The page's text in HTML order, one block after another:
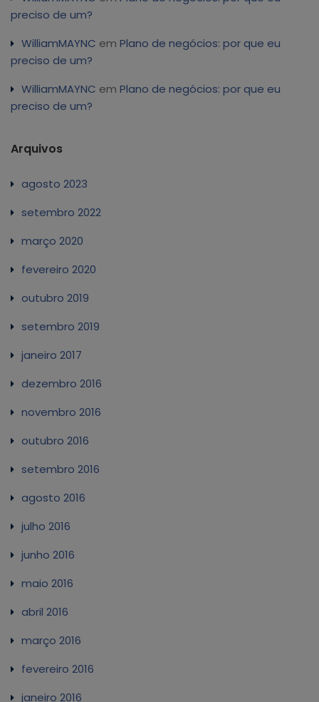
preciso de um?
WilliamMAYNC em Plano de negócios: por que eu
preciso de um?
WilliamMAYNC em Plano de negócios: por que eu
preciso de um?
Arquivos
agosto 2023
setembro 2022
março 2020
fevereiro 2020
outubro 2019
setembro 2019
janeiro 2017
dezembro 2016
novembro 2016
outubro 2016
setembro 2016
agosto 2016
julho 2016
junho 2016
maio 2016
abril 2016
março 2016
fevereiro 2016
janeiro 2016